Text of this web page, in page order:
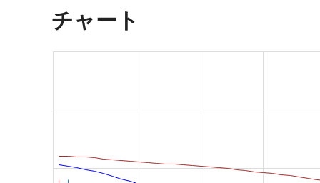
チャート